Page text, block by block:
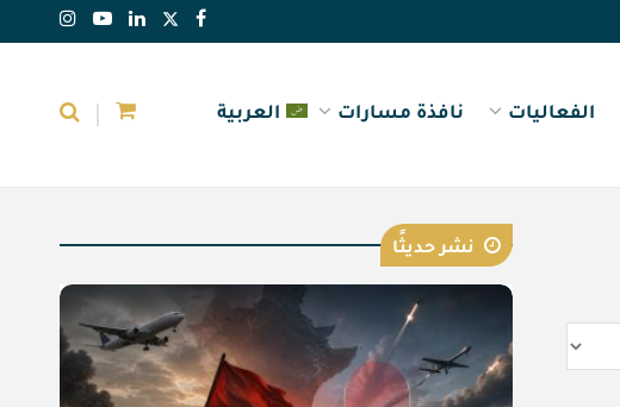
الفعاليات نافذة مسارات العربية
نشر حديثًا